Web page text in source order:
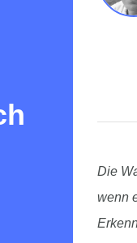
Die
wenn